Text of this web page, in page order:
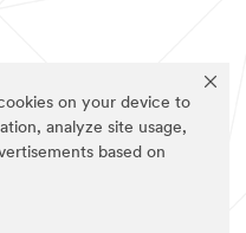
on your device to
analyze site usage,
based on